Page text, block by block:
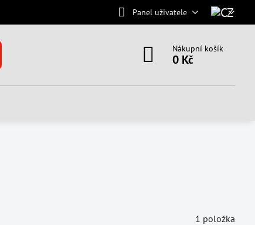
Panel uživatele
Nákupní košík
0 Kč
1 položka